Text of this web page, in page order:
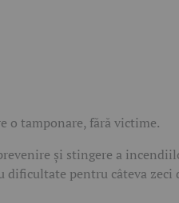
o tamponare, fără victime.
și stingere a
dificultate pentru câteva zeci